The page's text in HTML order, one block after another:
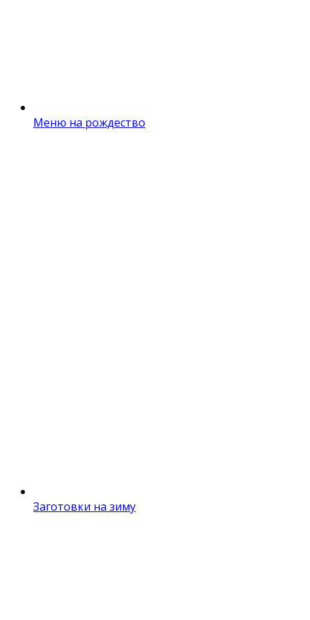
Меню на рождество
Заготовки на зиму